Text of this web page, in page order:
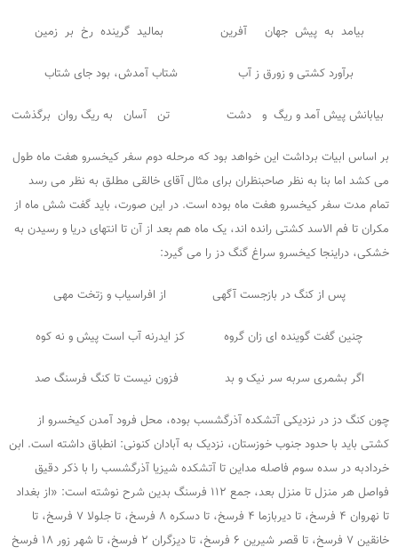
بیامد به پیش جهان آفرین بمالید گرینده رخ بر زمین
برآورد کشتی و زورق ز آب شتاب آمدش، بود جای شتاب
بیابانش پیش آمد و ریگ و دشت تن آسان به ریگ روان برگذشت
بر اساس ابیات برداشت این خواهد بود که مرحله دوم سفر کیخسرو هفت ماه طول
می کشد اما بنا به نظر صاحبنظران برای مثال آقای خالقی مطلق به نظر می رسد
تمام مدت سفر کیخسرو هفت ماه بوده است. در این صورت، باید گفت شش ماه از
مکران تا فم الاسد کشتی رانده اند، یک ماه هم بعد از آن تا انتهای دریا و رسیدن به
خشکی، دراینجا کیخسرو سراغ گنگ دز را می گیرد:
پس از کنگ در بازجست آگهی از افراسیاب و زتخت مهی
چنین گفت گوینده ای زان گروه کز ایدرنه آب است پیش و نه کوه
اگر بشمری سربه سر نیک و بد فزون نیست تا کنگ فرسنگ صد
چون کنگ دز در نزدیکی آتشکده آذرگشسب بوده، محل فرود آمدن کیخسرو از
کشتی باید با حدود جنوب خوزستان، نزدیک به آبادان کنونی: انطباق داشته است. ابن
خردادبه در سده سوم فاصله مداین تا آتشکده شیزیا آذرگشسب را با ذکر دقیق
فواصل هر منزل تا منزل بعد، جمع ۱۱۲ فرسنگ بدین شرح نوشته است: «از بغداد
تا نهروان ۴ فرسخ، تا دیربازما ۴ فرسخ، تا دسکره ۸ فرسخ، تا جلولا ۷ فرسخ، تا
خانقین ۷ فرسخ، تا قصر شیرین ۶ فرسخ، تا دیزگران ۲ فرسخ، تا شهر زور ۱۸ فرسخ